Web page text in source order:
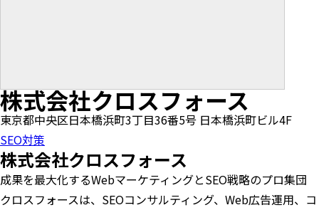
株式会社クロスフォース
東京都中央区日本橋浜町3丁目36番5号 日本橋浜町ビル4F
SEO対策
株式会社クロスフォース
成果を最大化するWebマーケティングとSEO戦略のプロ集団
クロスフォースは、SEOコンサルティング、Web広告運用、コ